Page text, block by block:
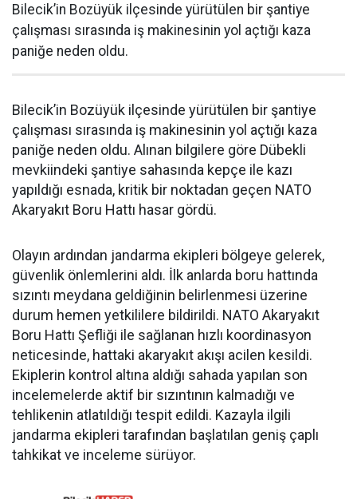
Bilecik’in Bozüyük ilçesinde yürütülen bir şantiye
çalışması sırasında iş makinesinin yol açtığı kaza
paniğe neden oldu.
Bilecik’in Bozüyük ilçesinde yürütülen bir şantiye
çalışması sırasında iş makinesinin yol açtığı kaza
paniğe neden oldu. Alınan bilgilere göre Dübekli
mevkiindeki şantiye sahasında kepçe ile kazı
yapıldığı esnada, kritik bir noktadan geçen NATO
Akaryakıt Boru Hattı hasar gördü.
Olayın ardından jandarma ekipleri bölgeye gelerek,
güvenlik önlemlerini aldı. İlk anlarda boru hattında
sızıntı meydana geldiğinin belirlenmesi üzerine
durum hemen yetkililere bildirildi. NATO Akaryakıt
Boru Hattı Şefliği ile sağlanan hızlı koordinasyon
neticesinde, hattaki akaryakıt akışı acilen kesildi.
Ekiplerin kontrol altına aldığı sahada yapılan son
incelemelerde aktif bir sızıntının kalmadığı ve
tehlikenin atlatıldığı tespit edildi. Kazayla ilgili
jandarma ekipleri tarafından başlatılan geniş çaplı
tahkikat ve inceleme sürüyor.